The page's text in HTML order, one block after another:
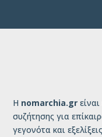
Η nomarchia.gr
συζήτησης για
γεγονότα και